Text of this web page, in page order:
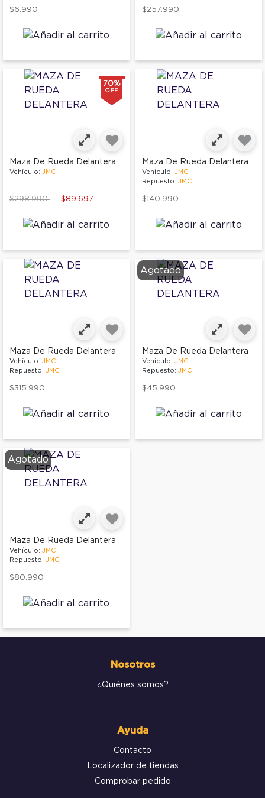
$6.990 $257.990
70%
OFF
Maza De Rueda Delantera
Vehículo: JMC
Price reduced from
$298.990to $89.697
Maza De Rueda Delantera
Vehículo: JMC
Repuesto: JMC
$140.990
Maza De Rueda Delantera
Vehículo: JMC
Repuesto: JMC
$315.990
Agotado
Maza De Rueda Delantera
Vehículo: JMC
Repuesto: JMC
$45.990
Agotado
Maza De Rueda Delantera
Vehículo: JMC
Repuesto: JMC
$80.990
Nosotros
¿Quiénes somos?
Ayuda
Contacto
Localizador de tiendas
Comprobar pedido